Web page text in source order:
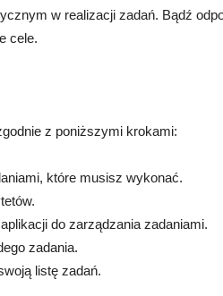
w realizacji zadań. Bądź
cele.
z poniższymi krokami:
które musisz wykonać.
do zarządzania zadaniami.
zadania.
listę zadań.